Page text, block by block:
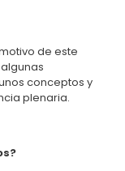
de este
conceptos y
plenaria.